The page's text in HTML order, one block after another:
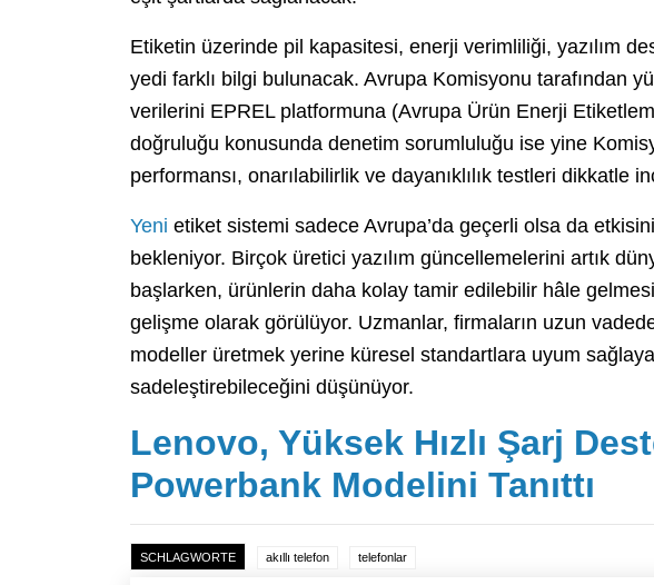
Etiketin üzerinde pil kapasitesi, enerji verimliliği, yazılım
yedi farklı bilgi bulunacak. Avrupa Komisyonu tarafından
verilerini EPREL platformuna (Avrupa Ürün Enerji
doğruluğu konusunda denetim sorumluluğu ise yine
performansı, onarılabilirlik ve dayanıklılık testleri dikkatle
Yeni etiket sistemi sadece Avrupa’da geçerli olsa da
bekleniyor. Birçok üretici yazılım güncellemelerini artık
başlarken, ürünlerin daha kolay tamir edilebilir hâle
gelişme olarak görülüyor. Uzmanlar, firmaların uzun
modeller üretmek yerine küresel standartlara uyum
sadeleştirebileceğini düşünüyor.
Lenovo, Yüksek Hızlı Şarj
Powerbank Modelini Tanıttı
SCHLAGWORTE akıllı telefon telefonlar